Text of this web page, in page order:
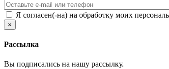
Я согласен(-на) на обработку моих
×
Рассылка
Вы подписались на нашу рассылку.